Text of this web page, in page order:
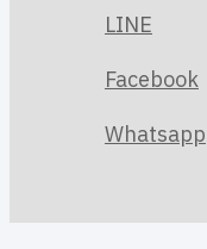
LINE
Facebook
Whatsapp